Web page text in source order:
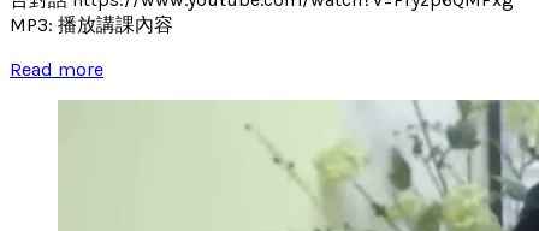
MP3: 播放講課內容
Read more